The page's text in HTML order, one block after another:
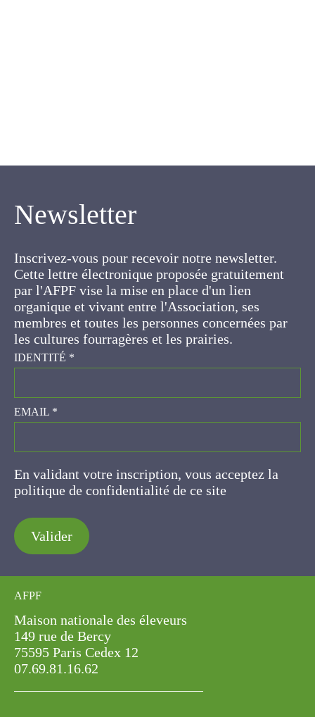
Newsletter
Cette lettre électronique proposée
gratuitement par l'AFPF vise la mise en place
d'un lien organique et vivant entre l'Association,
ses membres et toutes les personnes
concernées par les cultures fourragères et les
prairies.
IDENTITÉ*
EMAIL*
En validant votre inscription, vous acceptez la
politique de confidentialité de ce site
Valider
AFPF
Maison nationale des éleveurs
149 rue de Bercy
75595 Paris Cedex 12
07.69.81.16.62